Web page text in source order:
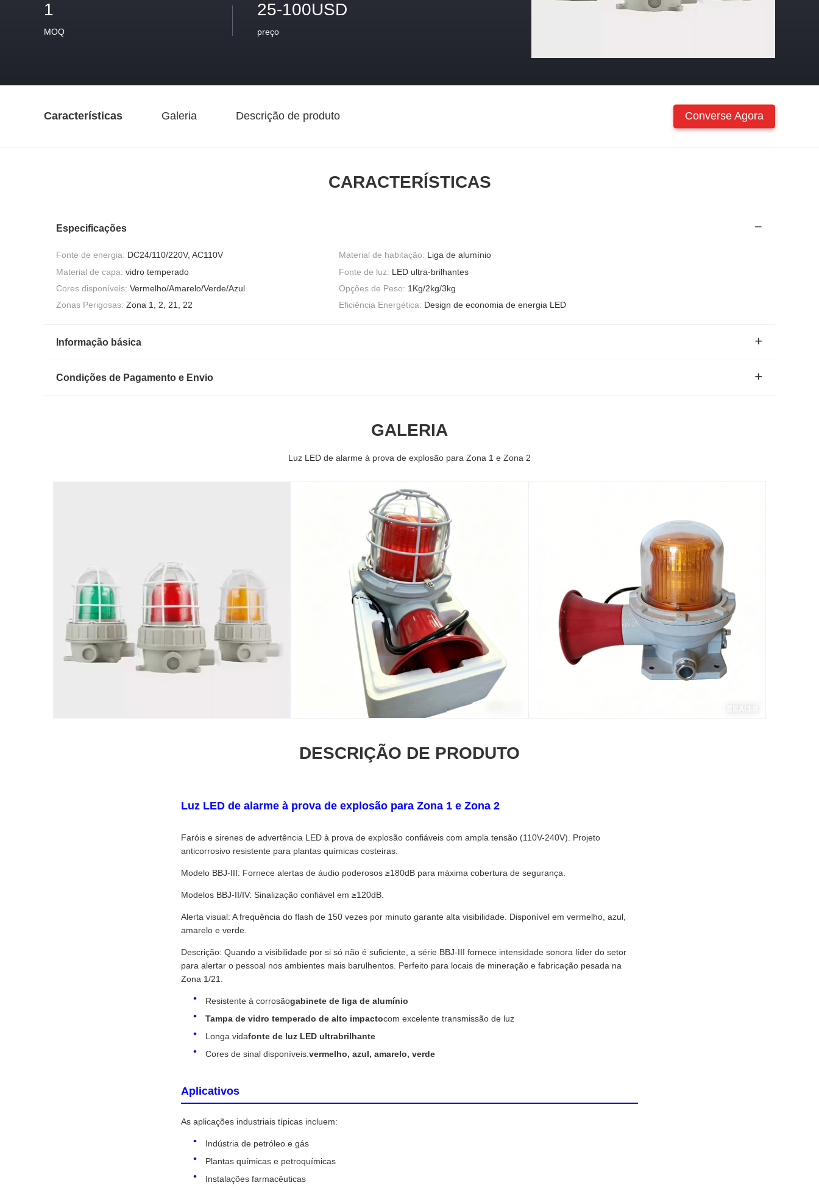
1
MOQ
25-100USD
preço
Características Galeria Descrição de produto Converse Agora
CARACTERÍSTICAS
Especificações
Fonte de energia: DC24/110/220V, AC110V Material de habitação: Liga de alumínio
Material de capa: vidro temperado Fonte de luz: LED ultra-brilhantes
Cores disponíveis: Vermelho/Amarelo/Verde/Azul Opções de Peso: 1Kg/2kg/3kg
Zonas Perigosas: Zona 1, 2, 21, 22 Eficiência Energética: Design de economia de energia LED
Informação básica
Condições de Pagamento e Envio
GALERIA
Luz LED de alarme à prova de explosão para Zona 1 e Zona 2
DESCRIÇÃO DE PRODUTO
Luz LED de alarme à prova de explosão para Zona 1 e Zona 2
Faróis e sirenes de advertência LED à prova de explosão confiáveis ​​com ampla tensão (110V-240V). Projeto
anticorrosivo resistente para plantas químicas costeiras.
Modelo BBJ-III: Fornece alertas de áudio poderosos ≥180dB para máxima cobertura de segurança.
Modelos BBJ-II/IV: Sinalização confiável em ≥120dB.
Alerta visual: A frequência do flash de 150 vezes por minuto garante alta visibilidade. Disponível em vermelho, azul,
amarelo e verde.
Descrição: Quando a visibilidade por si só não é suficiente, a série BBJ-III fornece intensidade sonora líder do setor
para alertar o pessoal nos ambientes mais barulhentos. Perfeito para locais de mineração e fabricação pesada na
Zona 1/21.
Resistente à corrosãogabinete de liga de alumínio
Tampa de vidro temperado de alto impactocom excelente transmissão de luz
Longa vidafonte de luz LED ultrabrilhante
Cores de sinal disponíveis:vermelho, azul, amarelo, verde
Aplicativos
As aplicações industriais típicas incluem:
Indústria de petróleo e gás
Plantas químicas e petroquímicas
Instalações farmacêuticas